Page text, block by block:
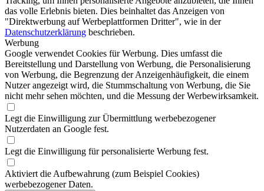
das volle Erlebnis bieten. Dies beinhaltet das Anzeigen von
"Direktwerbung auf Werbeplattformen Dritter", wie in der
Datenschutzerklärung beschrieben.
Werbung
Google verwendet Cookies für Werbung. Dies umfasst die
Bereitstellung und Darstellung von Werbung, die Personalisierung
von Werbung, die Begrenzung der Anzeigenhäufigkeit, die einem
Nutzer angezeigt wird, die Stummschaltung von Werbung, die Sie
nicht mehr sehen möchten, und die Messung der Werbewirksamkeit.
Legt die Einwilligung zur Übermittlung werbebezogener
Nutzerdaten an Google fest.
Legt die Einwilligung für personalisierte Werbung fest.
Aktiviert die Aufbewahrung (zum Beispiel Cookies)
werbebezogener Daten.